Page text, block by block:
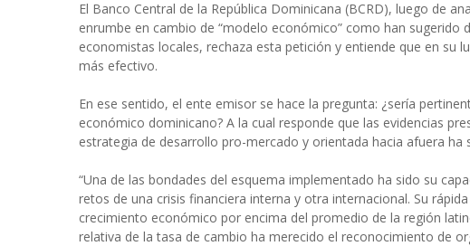
El Banco Central de la República Dominicana (BCRD), luego de
enrumbe en cambio de “modelo económico” como han sugerido
economistas locales, rechaza esta petición y entiende que en su
más efectivo.
En ese sentido, el ente emisor se hace la pregunta: ¿sería
económico dominicano? A la cual responde que las evidencias
estrategia de desarrollo pro-mercado y orientada hacia afuera
“Una de las bondades del esquema implementado ha sido su
retos de una crisis financiera interna y otra internacional. Su
crecimiento económico por encima del promedio de la región
relativa de la tasa de cambio ha merecido el reconocimiento de